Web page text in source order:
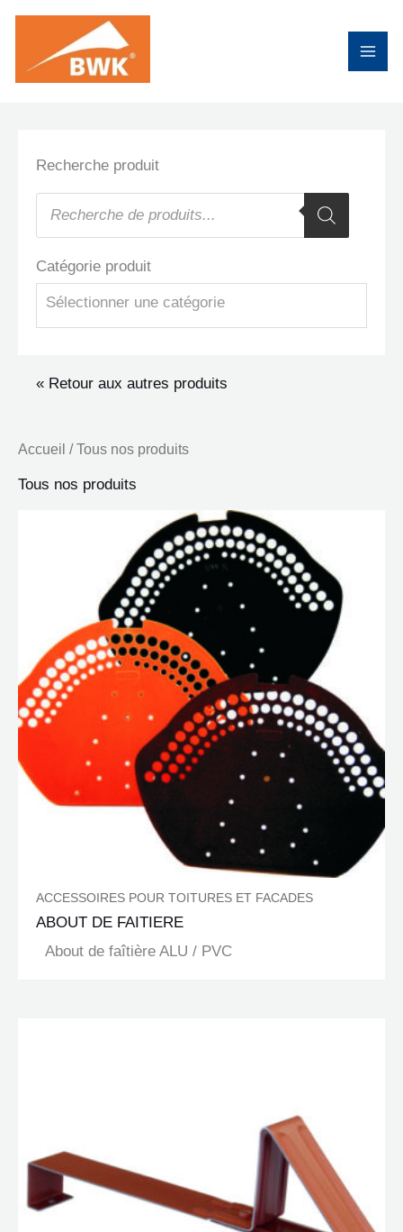
contenu
Recherche produit
Recherche
de
Catégorie produit
Sélectionner une catégorie
« Retour aux autres produits
Accueil / Tous nos produits
Tous nos produits
ACCESSOIRES POUR TOITURES ET FACADES
ABOUT DE FAITIERE
About de faîtière ALU / PVC